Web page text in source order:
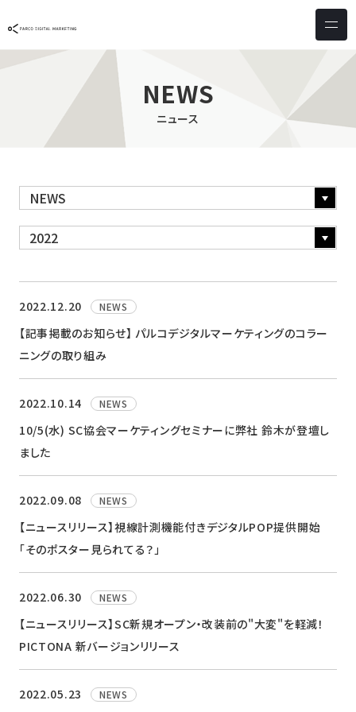
サービス & ソリューション
PICTONA
PDM XR
デジタルサイネージ
しふとん
ウェブアクセシビリティ
店頭
ショッピング
スキルアップ
お客様の声
クライアント一覧
採用情報
メンバー
会社情報
会社概要
コーポレートメッセージ
NEWS
ニュース
2022.12.20 NEWS
【記事掲載のお知らせ】 パルコデジタルマーケティングのコラー
ニングの取り組み
2022.10.14 NEWS
10/5(水) SC協会マーケティングセミナーに弊社 鈴木が登壇し
ました
2022.09.08 NEWS
【ニュースリリース】視線計測機能付きデジタルPOP提供開始
「そのポスター見られてる？」
2022.06.30 NEWS
【ニュースリリース】SC新規オープン・改装前の"大変"を軽減！
PICTONA 新バージョンリリース
2022.05.23 NEWS